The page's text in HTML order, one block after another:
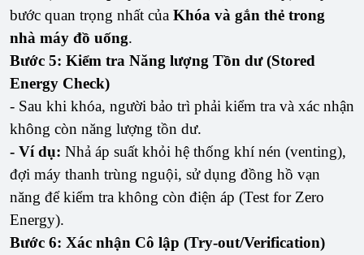
bước quan trọng nhất của Khóa và gắn thẻ trong
nhà máy đồ uống.
Bước 5: Kiểm tra Năng lượng Tồn dư (Stored
Energy Check)
- Sau khi khóa, người bảo trì phải kiểm tra và xác nhận
không còn năng lượng tồn dư.
- Ví dụ: Nhả áp suất khỏi hệ thống khí nén (venting),
đợi máy thanh trùng nguội, sử dụng đồng hồ vạn
năng để kiểm tra không còn điện áp (Test for Zero
Energy).
Bước 6: Xác nhận Cô lập (Try-out/Verification)